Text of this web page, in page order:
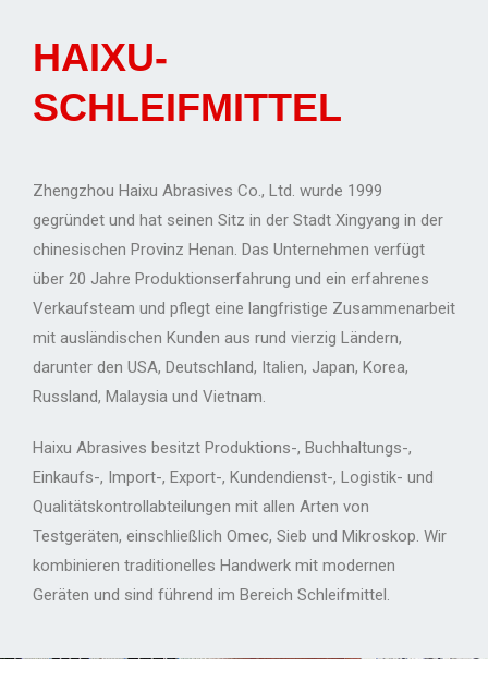
HAIXU-
SCHLEIFMITTEL
Zhengzhou Haixu Abrasives Co., Ltd. wurde 1999
gegründet und hat seinen Sitz in der Stadt Xingyang in der
chinesischen Provinz Henan. Das Unternehmen verfügt
über 20 Jahre Produktionserfahrung und ein erfahrenes
Verkaufsteam und pflegt eine langfristige Zusammenarbeit
mit ausländischen Kunden aus rund vierzig Ländern,
darunter den USA, Deutschland, Italien, Japan, Korea,
Russland, Malaysia und Vietnam.
Haixu Abrasives besitzt Produktions-, Buchhaltungs-,
Einkaufs-, Import-, Export-, Kundendienst-, Logistik- und
Qualitätskontrollabteilungen mit allen Arten von
Testgeräten, einschließlich Omec, Sieb und Mikroskop. Wir
kombinieren traditionelles Handwerk mit modernen
Geräten und sind führend im Bereich Schleifmittel.